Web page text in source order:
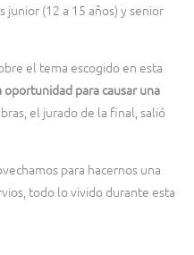
junior (12 a 15 años) y senior
el tema escogido en esta
para causar una
el jurado de la final, salió
para hacernos una
todo lo vivido durante esta